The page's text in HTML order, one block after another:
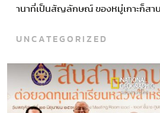
านาที่เป็นสัญลักษณ์ ของหมู่เกาะก็สา
นำพวกมากลับมาสู่ถิ่นกำเนิด”…
UNCATEGORIZED